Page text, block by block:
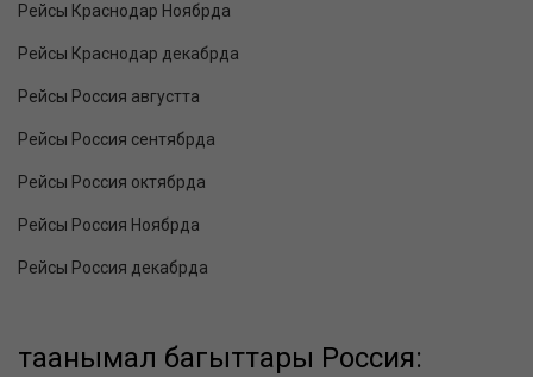
Рейсы Краснодар Ноябрда
Рейсы Краснодар декабрда
Рейсы Россия августта
Рейсы Россия сентябрда
Рейсы Россия октябрда
Рейсы Россия Ноябрда
Рейсы Россия декабрда
таанымал багыттары Россия: